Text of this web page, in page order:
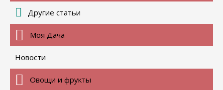
Другие статьи
Моя Дача
Новости
Овощи и фрукты